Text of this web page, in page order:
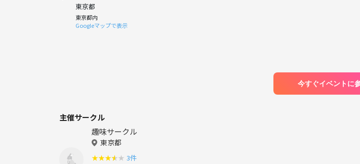
東京都
東京都内
Googleマップで表示
今すぐイベントに
主催サークル
趣味サークル
東京都
★★★★ ★ 3件